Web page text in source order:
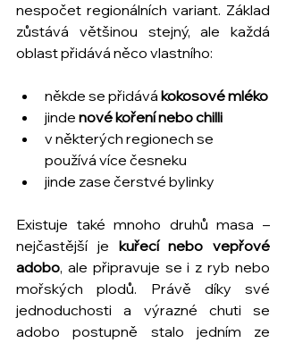
nespočet regionálních variant. Základ
zůstává většinou stejný, ale každá
oblast přidává něco vlastního:
někde se přidává kokosové mléko
jinde nové koření nebo chilli
v některých regionech se
používá více česneku
jinde zase čerstvé bylinky
Existuje také mnoho druhů masa –
nejčastější je kuřecí nebo vepřové
adobo, ale připravuje se i z ryb nebo
mořských plodů. Právě díky své
jednoduchosti a výrazné chuti se
adobo postupně stalo jedním ze